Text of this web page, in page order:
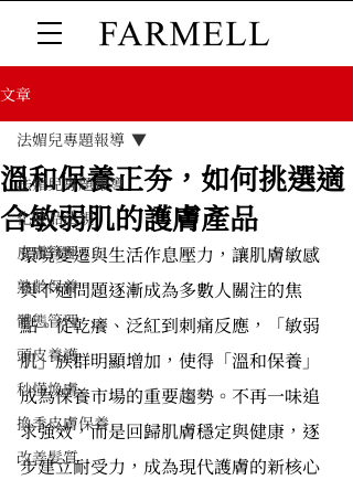
文章
法媚兒專題報導
化妝品法規
皮膚管理
熟齡保養
體態管理
頭皮養護
秒懂煥膚
換季皮膚保養
改善髮質
法媚兒專題報導
溫和保養正夯，如何挑選適
合敏弱肌的護膚產品
環境變遷與生活作息壓力，讓肌膚敏感
與不適問題逐漸成為多數人關注的焦
點。從乾癢、泛紅到刺痛反應，「敏弱
肌」族群明顯增加，使得「溫和保養」
成為保養市場的重要趨勢。不再一味追
求強效，而是回歸肌膚穩定與健康，逐
步建立耐受力，成為現代護膚的新核心